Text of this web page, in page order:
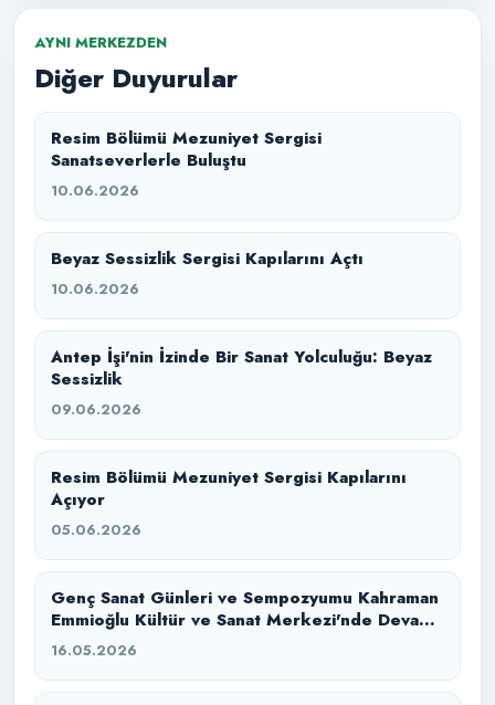
AYNI MERKEZDEN
Diğer Duyurular
Resim Bölümü Mezuniyet Sergisi
Sanatseverlerle Buluştu
10.06.2026
Beyaz Sessizlik Sergisi Kapılarını Açtı
10.06.2026
Antep İşi'nin İzinde Bir Sanat Yolculuğu: Beyaz
Sessizlik
09.06.2026
Resim Bölümü Mezuniyet Sergisi Kapılarını
Açıyor
05.06.2026
Genç Sanat Günleri ve Sempozyumu Kahraman
Emmioğlu Kültür ve Sanat Merkezi'nde Devam
Ediyor
16.05.2026